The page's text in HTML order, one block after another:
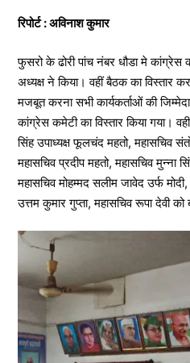
रिपोर्ट : अविनाश कुमार
फुसरो के ढोरी पांच नंबर धौडा मे कांग्रेस
अध्यक्ष ने किया। वहीं बैठक का विस्तार
मजबूत करना सभी कार्यकर्ताओं की
कांग्रेस कमेटी का विस्तार किया गया।
सिंह उपाध्यक्ष फूलचंद महतो, महासचिव
महासचिव प्रदीप महतो, महासचिव मुन्ना
महासचिव मोहम्मद सलीम जावेद उर्फ
उत्तम कुमार गुप्ता, महासचिव रूपा देवी को